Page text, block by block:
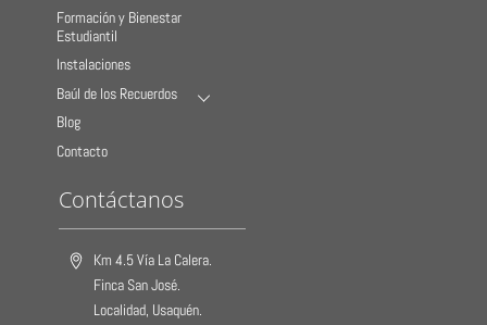
Formación y Bienestar
Estudiantil
Instalaciones
Baúl de los Recuerdos
Blog
Contacto
Contáctanos
Km 4.5 Vía La Calera.
Finca San José.
Localidad, Usaquén.